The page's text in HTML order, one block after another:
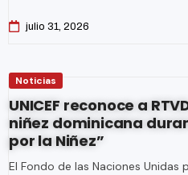
julio 31, 2026
Noticias
UNICEF reconoce a
niñez dominicana
por la Niñez”
El Fondo de las Naciones Unidas